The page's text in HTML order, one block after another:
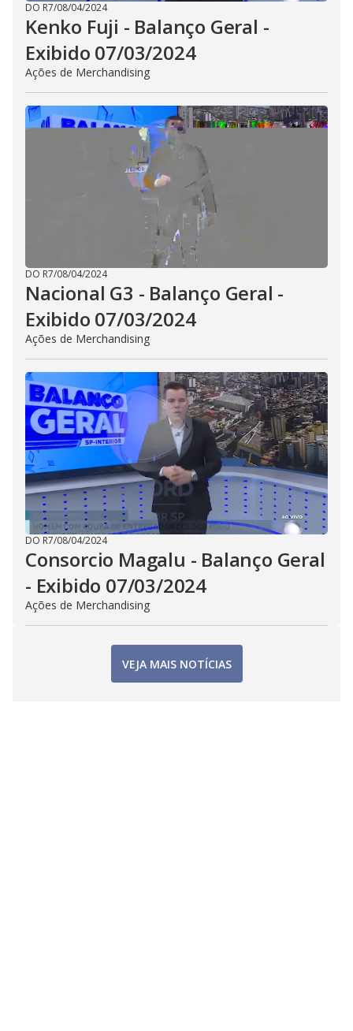
DO R7/08/04/2024
Kenko Fuji - Balanço Geral -
Exibido 07/03/2024
Ações de Merchandising
DO R7/08/04/2024
Nacional G3 - Balanço Geral -
Exibido 07/03/2024
Ações de Merchandising
DO R7/08/04/2024
Consorcio Magalu - Balanço Geral
- Exibido 07/03/2024
Ações de Merchandising
VEJA MAIS NOTÍCIAS